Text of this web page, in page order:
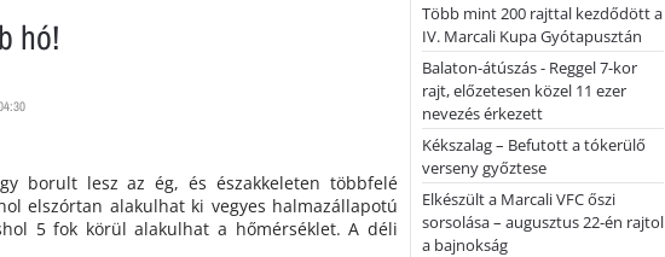
hó!
borult lesz az ég, és északkeleten többfelé
elszórtan alakulhat ki vegyes halmazállapotú
5 fok körül alakulhat a hőmérséklet. A déli
Több mint 200 rajttal kezdődött a
IV. Marcali Kupa Gyótapusztán
Balaton-átúszás - Reggel 7-kor
rajt, előzetesen közel 11 ezer
nevezés érkezett
Kékszalag – Befutott a tókerülő
verseny győztese
Elkészült a Marcali VFC őszi
sorsolása – augusztus 22-én rajtol
a bajnokság